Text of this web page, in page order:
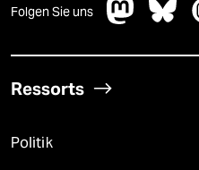
Folgen Sie uns
Ressorts
Politik